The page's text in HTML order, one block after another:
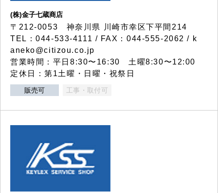
(株)金子七蔵商店
〒212-0053 神奈川県 川崎市幸区下平間214
TEL：044-533-4111 / FAX：044-555-2062 / k
aneko@citizou.co.jp
営業時間：平日8:30〜16:30 土曜8:30〜12:00
定休日：第1土曜・日曜・祝祭日
販売可 工事・取付可